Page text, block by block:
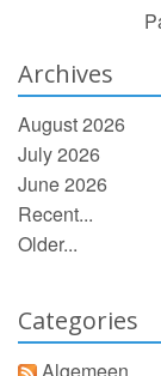
Archives
August 2026
July 2026
June 2026
Recent...
Older...
Categories